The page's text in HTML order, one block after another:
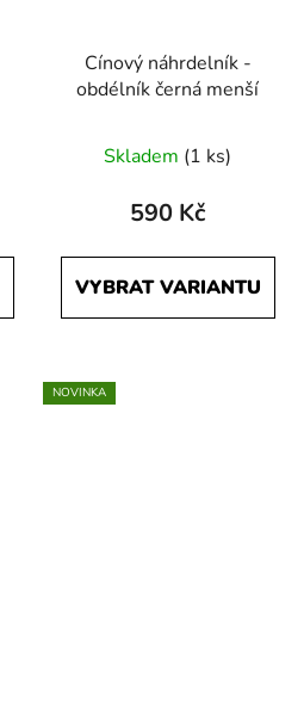
Cínový náhrdelník -
obdélník černá menší
Skladem (1 ks)
590 Kč
VYBRAT VARIANTU
NOVINKA